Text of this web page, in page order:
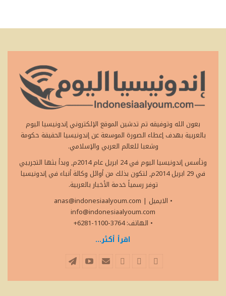
بعون الله وتوفيقه تم تدشين الموقع الإلكتروني إندونيسيا اليوم
بالعربية بهدف إعطاء الصورة الموسعة عن إندونيسيا الحقيقة حكومة
وشعبا للعالم العربي والإسلامي.
وتأسس إندونيسيا اليوم في 24 ابريل عام 2014م, وبدأ بثها التجريبي
في 29 ابريل 2014م, لتكون بذلك من أوائل وكالة أنباء في إندونيسيا
توفر رسمياً خدمة الأخبار بالعربية.
• الايميل
anas@indonesiaalyoum.com |
info@indonesiaalyoum.com
• الهاتف: 3764-1100-6281+
اقرأ أكثر...